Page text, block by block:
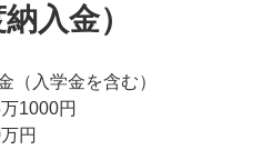
入金）
（入学金を含む）
1000円
円